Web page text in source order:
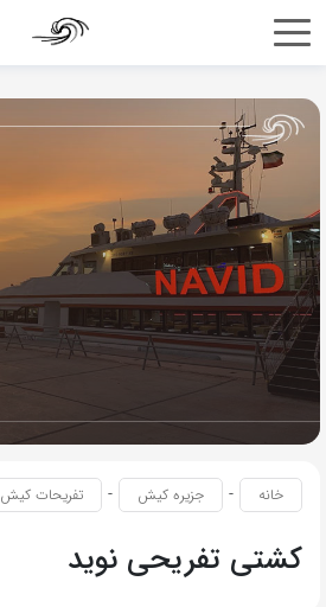
خانه - جزیره کیش - تفریحات کیش
کشتی تفریحی نوید